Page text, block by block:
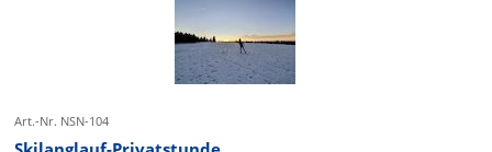
Art.-Nr. NSN-104